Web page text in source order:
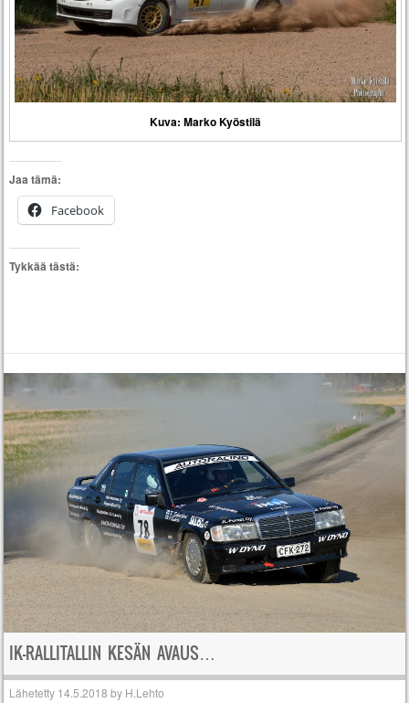
Kuva: Marko Kyöstilä
Jaa tämä:
Facebook
Tykkää tästä:
IK-RALLITALLIN KESÄN AVAUS…
Lähetetty 14.5.2018 by H.Lehto